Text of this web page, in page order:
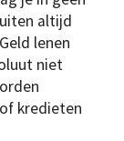
altijd
lenen
niet
kredieten